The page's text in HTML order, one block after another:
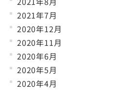
2021年7月
2020年12月
2020年11月
2020年6月
2020年5月
2020年4月